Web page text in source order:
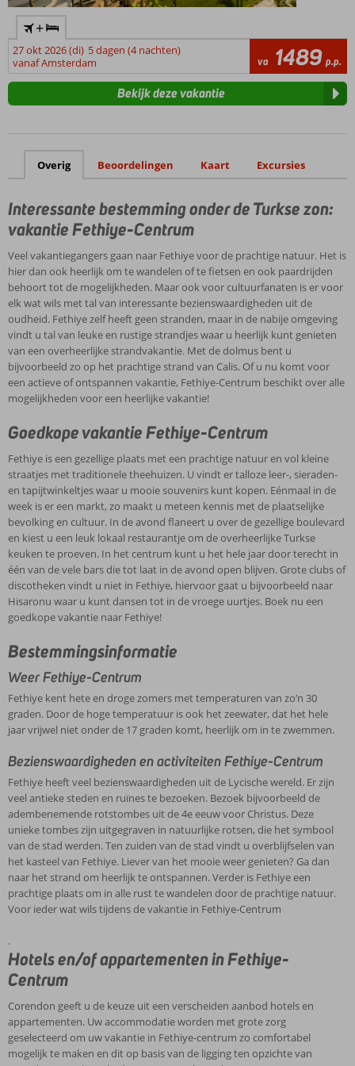
+
27 okt 2026 (di) 5 dagen (4 nachten)
vanaf Amsterdam
va 1489 p.p.
Bekijk deze vakantie
Overig Beoordelingen Kaart Excursies
Interessante bestemming onder de Turkse zon:
vakantie Fethiye-Centrum
Veel vakantiegangers gaan naar Fethiye voor de prachtige natuur. Het is
hier dan ook heerlijk om te wandelen of te fietsen en ook paardrijden
behoort tot de mogelijkheden. Maar ook voor cultuurfanaten is er voor
elk wat wils met tal van interessante bezienswaardigheden uit de
oudheid. Fethiye zelf heeft geen stranden, maar in de nabije omgeving
vindt u tal van leuke en rustige strandjes waar u heerlijk kunt genieten
van een overheerlijke strandvakantie. Met de dolmus bent u
bijvoorbeeld zo op het prachtige strand van Calis. Of u nu komt voor
een actieve of ontspannen vakantie, Fethiye-Centrum beschikt over alle
mogelijkheden voor een heerlijke vakantie!
Goedkope vakantie Fethiye-Centrum
Fethiye is een gezellige plaats met een prachtige natuur en vol kleine
straatjes met traditionele theehuizen. U vindt er talloze leer-, sieraden-
en tapijtwinkeltjes waar u mooie souvenirs kunt kopen. Eénmaal in de
week is er een markt, zo maakt u meteen kennis met de plaatselijke
bevolking en cultuur. In de avond flaneert u over de gezellige boulevard
en kiest u een leuk lokaal restaurantje om de overheerlijke Turkse
keuken te proeven. In het centrum kunt u het hele jaar door terecht in
één van de vele bars die tot laat in de avond open blijven. Grote clubs of
discotheken vindt u niet in Fethiye, hiervoor gaat u bijvoorbeeld naar
Hisaronu waar u kunt dansen tot in de vroege uurtjes. Boek nu een
goedkope vakantie naar Fethiye!
Bestemmingsinformatie
Weer Fethiye-Centrum
Fethiye kent hete en droge zomers met temperaturen van zo’n 30
graden. Door de hoge temperatuur is ook het zeewater, dat het hele
jaar vrijwel niet onder de 17 graden komt, heerlijk om in te zwemmen.
Bezienswaardigheden en activiteiten Fethiye-Centrum
Fethiye heeft veel bezienswaardigheden uit de Lycische wereld. Er zijn
veel antieke steden en ruïnes te bezoeken. Bezoek bijvoorbeeld de
adembenemende rotstombes uit de 4e eeuw voor Christus. Deze
unieke tombes zijn uitgegraven in natuurlijke rotsen, die het symbool
van de stad werden. Ten zuiden van de stad vindt u overblijfselen van
het kasteel van Fethiye. Liever van het mooie weer genieten? Ga dan
naar het strand om heerlijk te ontspannen. Verder is Fethiye een
prachtige plaats om in alle rust te wandelen door de prachtige natuur.
Voor ieder wat wils tijdens de vakantie in Fethiye-Centrum
.
Hotels en/of appartementen in Fethiye-
Centrum
Corendon geeft u de keuze uit een verscheiden aanbod hotels en
appartementen. Uw accommodatie worden met grote zorg
geselecteerd om uw vakantie in Fethiye-centrum zo comfortabel
mogelijk te maken en dit op basis van de ligging ten opzichte van